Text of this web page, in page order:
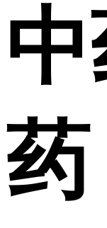
中